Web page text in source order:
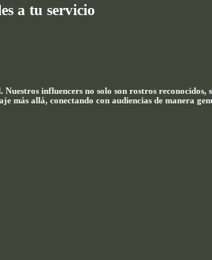
a tu servicio
influencers no solo son rostros
más allá, conectando con audiencias de manera